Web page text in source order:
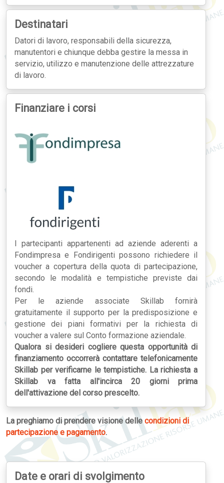
Destinatari
Datori di lavoro, responsabili della sicurezza,
manutentori e chiunque debba gestire la messa in
servizio, utilizzo e manutenzione delle attrezzature
di lavoro.
Finanziare i corsi
I partecipanti appartenenti ad aziende aderenti a
Fondimpresa e Fondirigenti possono richiedere il
voucher a copertura della quota di partecipazione,
secondo le modalità e tempistiche previste dai
fondi.
Per le aziende associate Skillab fornirà
gratuitamente il supporto per la predisposizione e
gestione dei piani formativi per la richiesta di
voucher a valere sul Conto formazione aziendale.
Qualora si desideri cogliere questa opportunità di
finanziamento occorrerà contattare telefonicamente
Skillab per verificarne le tempistiche. La richiesta a
Skillab va fatta all'incirca 20 giorni prima
dell'attivazione del corso prescelto.
La preghiamo di prendere visione dellecondizioni di
partecipazione e pagamento.
Date e orari di svolgimento